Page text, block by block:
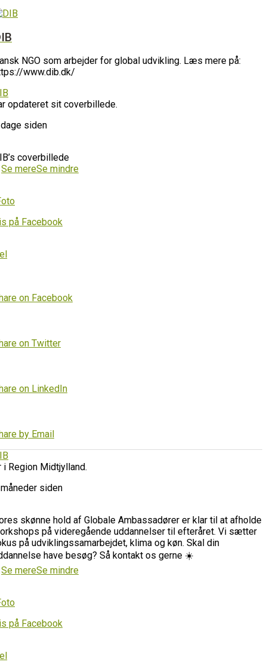
NGO som arbejder for global udvikling. Læs mere på:
www.dib.dk/
opdateret sit coverbillede.
siden
coverbillede
Se mereSe mindre
på Facebook
on Facebook
on Twitter
on LinkedIn
by Email
i Region Midtjylland.
siden
skønne hold af Globale Ambassadører er klar til at afholde
på videregående uddannelser til efteråret. Vi sætter
på udviklingssamarbejdet, klima og køn. Skal din
have besøg? Så kontakt os gerne ☀️
Se mereSe mindre
på Facebook